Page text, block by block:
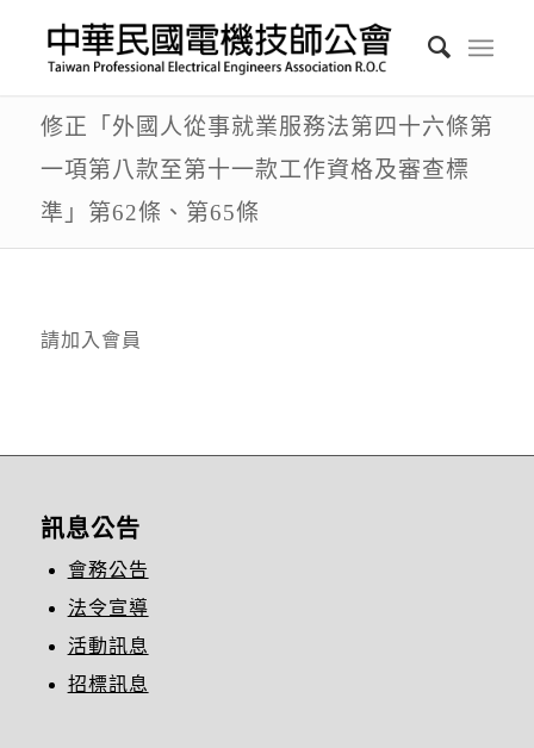
修正「外國人從事就業服務法第四十六條第
一項第八款至第十一款工作資格及審查標
準」第62條、第65條
請加入會員
訊息公告
會務公告
法令宣導
活動訊息
招標訊息